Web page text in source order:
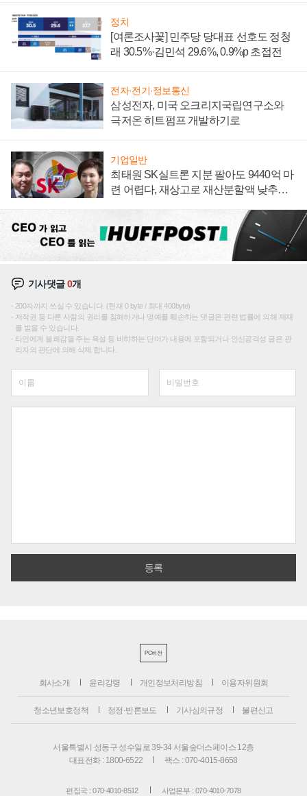
정치
[여론조사꽃] 민주당 당대표 선호도 정청
래 30.5%·김민석 29.6%, 0.9%p 초접전
전자·전기·정보통신
삼성전자, 미국 오크리지국립연구소와
극저온 히트펌프 개발하기로
기업일반
최태원 SK실트론 지분 팔아도 9440억 마
련 어렵다, 재상고로 재산분할액 낮추기
기사댓글0개
200자까지 쓰실 수 있습니다. (현재 0 byte / 최대 400byte)
저작권 등 다른 사람의 권리를 침해하거나 명예를 훼손하는 댓글은 관련 법률에 의해 제재
를 받을 수 있습니다.
타인에게 불쾌감을 주는 욕설 등 비하하는 단어가 내용에 포함되거나 인신공격성 글은 관
리자의 판단에 의해 삭제 합니다.
PC버전
회사소개 윤리강령 개인정보처리방침 이용자위원회
청소년보호정책 정정·반론보도 기사심의규정 불편신고
서울특별시 성동구 성수일로 39-34 서울숲더스페이스 12층
대표전화 : 1800-6522
팩스 : 070-4015-8658
편집국 : 070-4010-8512 사업본부 : 070-4010-7078